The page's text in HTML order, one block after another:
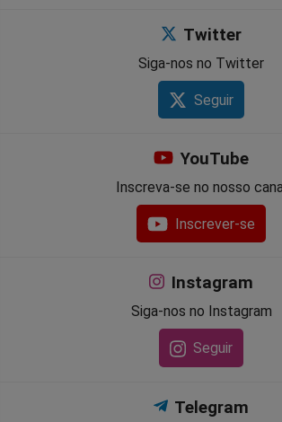
Twitter
Siga-nos no Twitter
Seguir
YouTube
Inscreva-se no nosso
Inscrever-se
Instagram
Siga-nos no Instagram
Seguir
Telegram